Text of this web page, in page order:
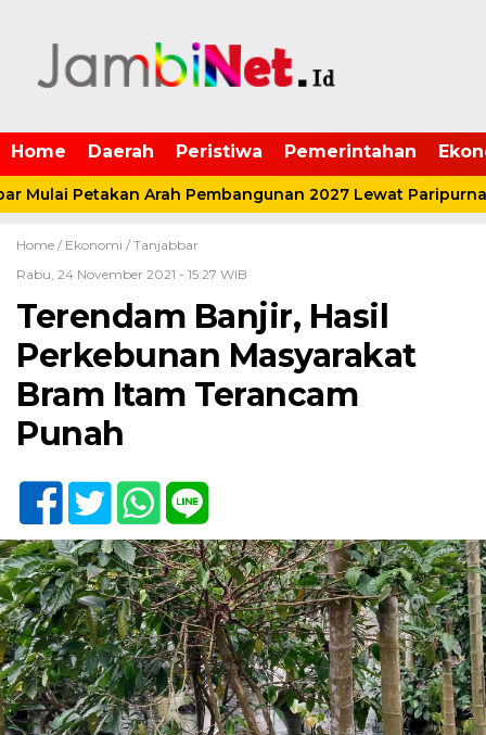
Home Daerah Peristiwa Pemerintahan
Mulai Petakan Arah Pembangunan 2027 Lewat Paripurna
Home / Ekonomi / Tanjabbar
Rabu, 24 November 2021 - 15:27 WIB
Terendam Banjir, Hasil
Perkebunan Masyarakat
Bram Itam Terancam
Punah